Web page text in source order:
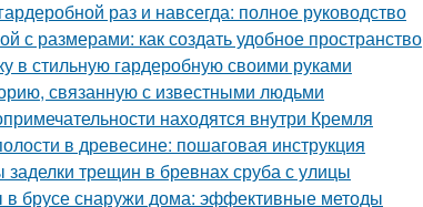
раз и навсегда: полное руководство
с размерами: как создать удобное пространство
в стильную гардеробную своими руками
связанную с известными людьми
находятся внутри Кремля
в древесине: пошаговая инструкция
трещин в бревнах сруба с улицы
в брусе снаружи дома: эффективные методы